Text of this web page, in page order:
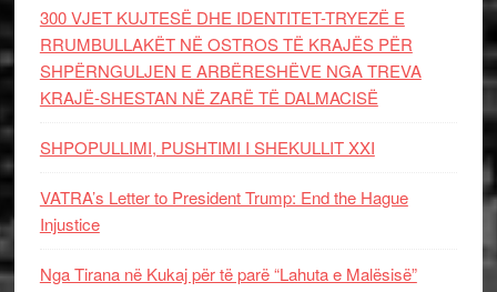
300 VJET KUJTESË DHE IDENTITET-TRYEZË E
RRUMBULLAKËT NË OSTROS TË KRAJËS PËR
SHPËRNGULJEN E ARBËRESHËVE NGA TREVA
KRAJË-SHESTAN NË ZARË TË DALMACISË
SHPOPULLIMI, PUSHTIMI I SHEKULLIT XXI
VATRA’s Letter to President Trump: End the Hague
Injustice
Nga Tirana në Kukaj për të parë “Lahuta e Malësisë”